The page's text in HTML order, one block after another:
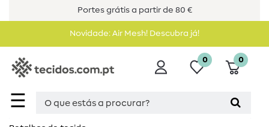
Portes grátis a partir de 80 €
Novidade: Air Mesh! Descubra já!
☰
0 0